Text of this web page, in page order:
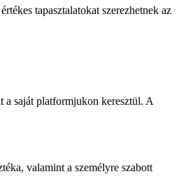
tapasztalatokat szerezhetnek az
a saját platformjukon keresztül. A
valamint a személyre szabott